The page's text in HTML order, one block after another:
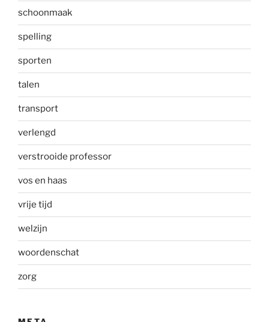
schoonmaak
spelling
sporten
talen
transport
verlengd
verstrooide professor
vos en haas
vrije tijd
welzijn
woordenschat
zorg